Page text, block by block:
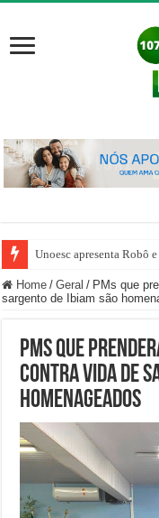
Unoesc apresenta Robô
Home / Geral / PMs que
sargento de Ibiam são
PMs que
contra vida de
homenageados